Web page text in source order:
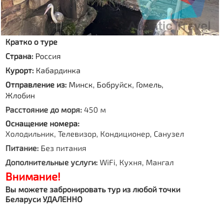
Кратко о туре
Страна: Россия
Курорт: Кабардинка
Отправление из: Минск, Бобруйск, Гомель,
Жлобин
Расстояние до моря: 450 м
Оснащение номера:
Холодильник, Телевизор, Кондиционер, Санузел
Питание: Без питания
Дополнительные услуги: WiFi, Кухня, Мангал
Внимание!
Вы можете забронировать тур из любой точки
Беларуси УДАЛЕННО